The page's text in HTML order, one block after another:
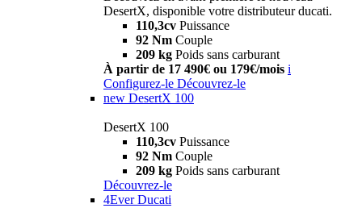
DesertX, disponible votre distributeur ducati.
110,3cv Puissance
92 Nm Couple
209 kg Poids sans carburant
À partir de 17 490€ ou 179€/mois i
Configurez-le Découvrez-le
new DesertX 100
DesertX 100
110,3cv Puissance
92 Nm Couple
209 kg Poids sans carburant
Découvrez-le
4Ever Ducati